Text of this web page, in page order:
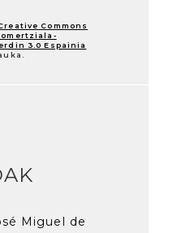
Commons
3.0 Espainia
Miguel de